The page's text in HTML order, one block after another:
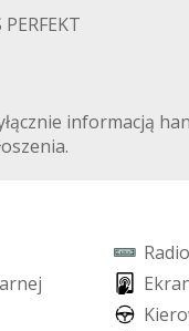
informacją
Radio
arnej Ekra
Kiero